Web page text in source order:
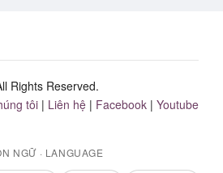
Rights Reserved.
tôi | Liên hệ | Facebook | Youtube
NGỮ · LANGUAGE